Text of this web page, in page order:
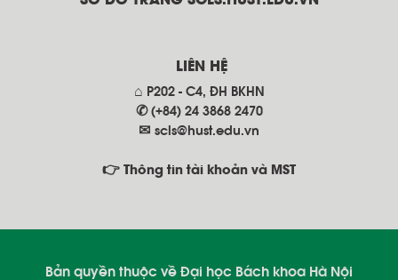
LIÊN HỆ
⌂ P202 - C4, ĐH BKHN
✆ (+84) 24 3868 2470
✉ scls@hust.edu.vn
👉 Thông tin tài khoản và MST
Bản quyền thuộc về Đại học Bách khoa Hà Nội